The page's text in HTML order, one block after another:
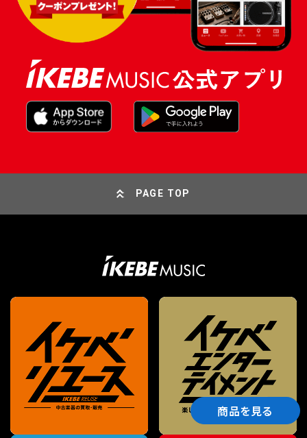
商品を見る
PAGE TOP